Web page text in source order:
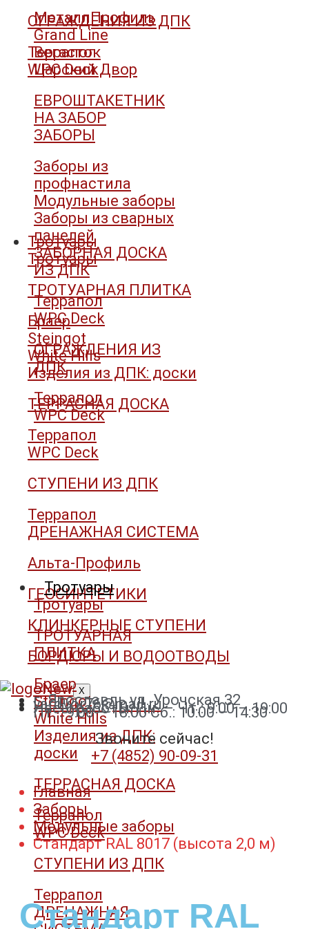
МеталлПрофиль
Grand Line
Вегасток
Царский Двор
ЕВРОШТАКЕТНИК
НА ЗАБОР
ЗАБОРЫ
Заборы из
профнастила
Модульные заборы
Заборы из сварных
панелей
ЗАБОРНАЯ ДОСКА
ИЗ ДПК
Террапол
WPC Deck
ОГРАЖДЕНИЯ ИЗ
ДПК
Террапол
WPC Deck
Тротуары
Тротуары
ТРОТУАРНАЯ
ПЛИТКА
Браер
Steingot
White Hills
Изделия из ДПК:
доски
ТЕРРАСНАЯ ДОСКА
Террапол
WPC Deck
СТУПЕНИ ИЗ ДПК
Террапол
ДРЕНАЖНАЯ
ОГРАЖДЕНИЯ ИЗ ДПК
Террапол
WPC Deck
Тротуары
Тротуары
ТРОТУАРНАЯ ПЛИТКА
Браер
Steingot
White Hills
Изделия из ДПК: доски
ТЕРРАСНАЯ ДОСКА
Террапол
WPC Deck
СТУПЕНИ ИЗ ДПК
Террапол
ДРЕНАЖНАЯ СИСТЕМА
Альта-Профиль
ГЕОСИНТЕТИКИ
КЛИНКЕРНЫЕ СТУПЕНИ
БОРДЮРЫ И ВОДООТВОДЫ
X
г. Ярославль ул. Урочская 32
yardvor76@mail.ru
Часы работы: Пн. – Чт.: 9:00 – 19:00
Пт. : 9:00 – 18:00 Сб.: 10:00 – 14:30
Звоните сейчас!
+7 (4852) 90-09-31​
Главная
Заборы
Модульные заборы
Стандарт RAL 8017 (высота 2,0 м)
Стандарт RAL